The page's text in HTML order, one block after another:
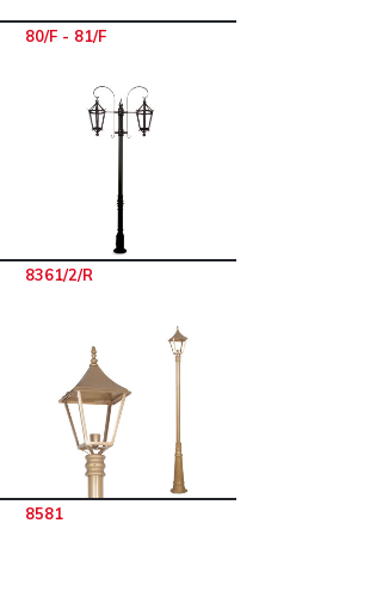
80/F - 81/F
8361/2/R
8581